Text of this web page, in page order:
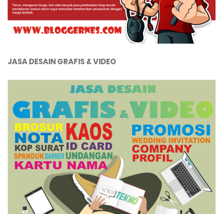
JASA DESAIN GRAFIS & VIDEO